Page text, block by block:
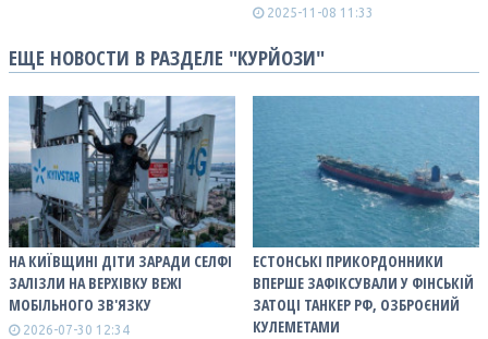
2025-11-08 11:33
ЕЩЕ НОВОСТИ В РАЗДЕЛЕ "КУРЙОЗИ"
НА КИЇВЩИНІ ДІТИ ЗАРАДИ СЕЛФІ
ЗАЛІЗЛИ НА ВЕРХІВКУ ВЕЖІ
МОБІЛЬНОГО ЗВ'ЯЗКУ
2026-07-30 12:34
ЕСТОНСЬКІ ПРИКОРДОННИКИ
ВПЕРШЕ ЗАФІКСУВАЛИ У ФІНСЬКІЙ
ЗАТОЦІ ТАНКЕР РФ, ОЗБРОЄНИЙ
КУЛЕМЕТАМИ